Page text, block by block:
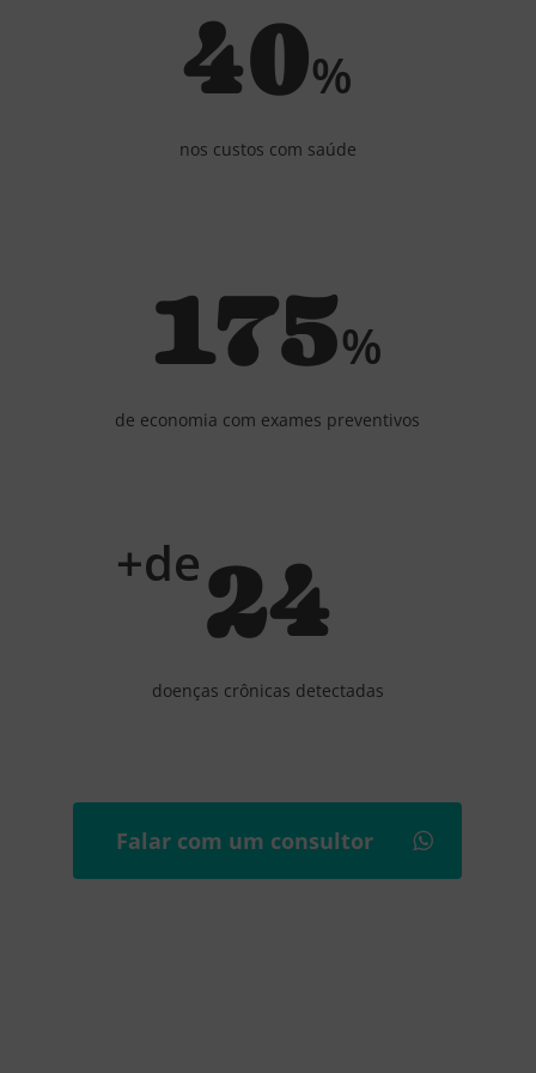
40%
nos custos com saúde
175%
de economia com exames preventivos
+de24
doenças crônicas detectadas
Falar com um consultor